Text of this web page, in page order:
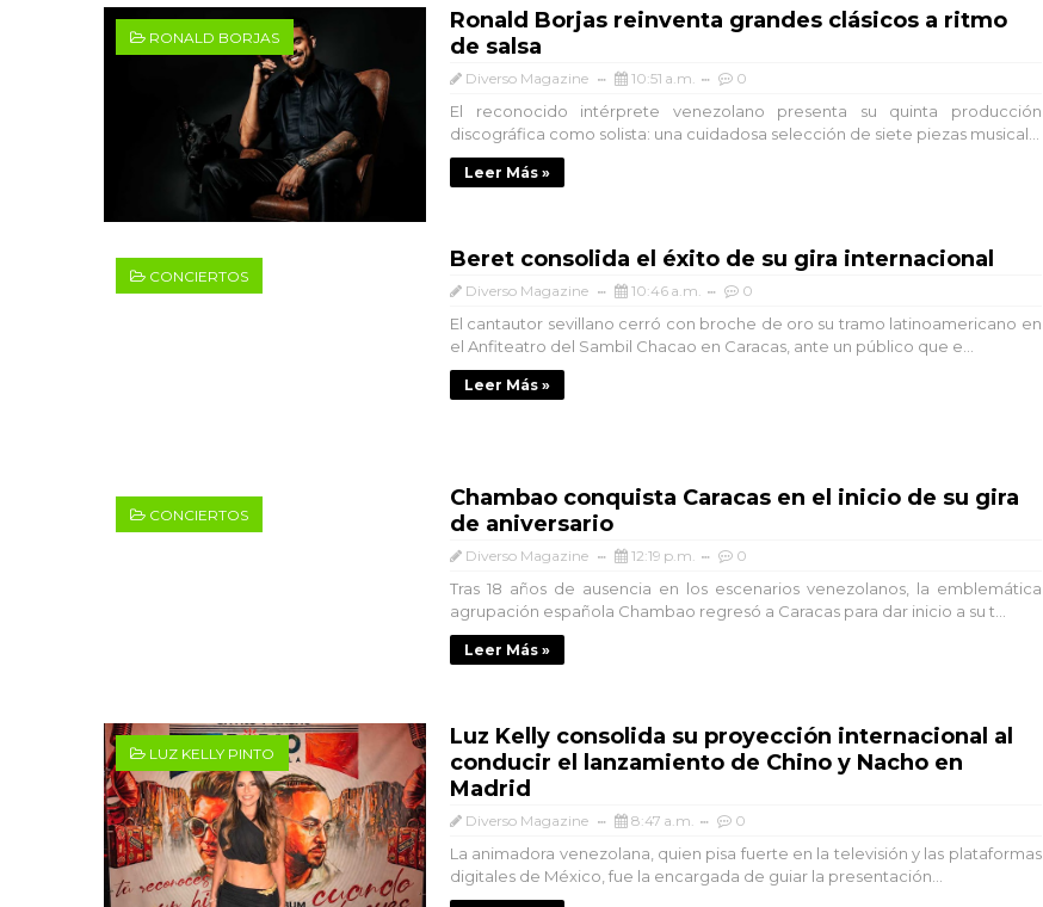
RONALD BORJAS
Ronald Borjas reinventa grandes clásicos a ritmo
de salsa
Diverso Magazine 10:51 a.m. 0
El reconocido intérprete venezolano presenta su quinta producción
discográfica como solista: una cuidadosa selección de siete piezas musical...
Leer Más »
CONCIERTOS
Beret consolida el éxito de su gira internacional
Diverso Magazine 10:46 a.m. 0
El cantautor sevillano cerró con broche de oro su tramo latinoamericano en
el Anfiteatro del Sambil Chacao en Caracas, ante un público que e...
Leer Más »
CONCIERTOS
Chambao conquista Caracas en el inicio de su gira
de aniversario
Diverso Magazine 12:19 p.m. 0
Tras 18 años de ausencia en los escenarios venezolanos, la emblemática
agrupación española Chambao regresó a Caracas para dar inicio a su t...
Leer Más »
LUZ KELLY PINTO
Luz Kelly consolida su proyección internacional al
conducir el lanzamiento de Chino y Nacho en
Madrid
Diverso Magazine 8:47 a.m. 0
La animadora venezolana, quien pisa fuerte en la televisión y las plataformas
digitales de México, fue la encargada de guiar la presentación...